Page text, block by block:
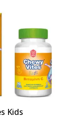
Kids